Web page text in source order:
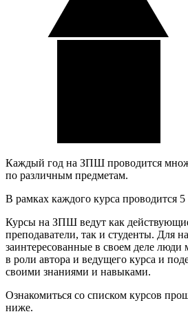
Каждый год на ЗПШ проводится
по различным предметам.
В рамках каждого курса проводится
Курсы на ЗПШ ведут как
преподаватели, так и студенты. Для
заинтересованные в своем деле люди
в роли автора и ведущего курса и
своими знаниями и навыками.
Ознакомиться со списком курсов
ниже.